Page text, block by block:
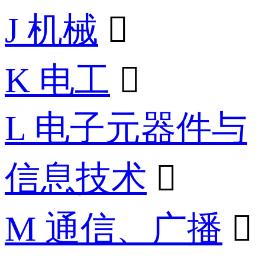
J 机械 
K 电工 
L 电子元器件与
信息技术 
M 通信、广播 